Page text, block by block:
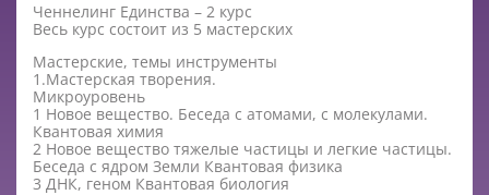
Ченнелинг Единства – 2 курс
Весь курс состоит из 5 мастерских
Мастерские, темы инструменты
1.Мастерская творения.
Микроуровень
1 Новое вещество. Беседа с атомами, с молекулами.
Квантовая химия
2 Новое вещество тяжелые частицы и легкие частицы.
Беседа с ядром Земли Квантовая физика
3 ДНК, геном Квантовая биология